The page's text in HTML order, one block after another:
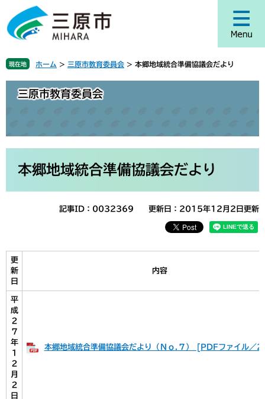
ジ
頭
で
ュ
飛
ば
現在地 ホーム > 三原市教育委員会 > 本郷地域統合準備協議会だより
三原市教育委員会
本郷地域統合準備協議会だより
記事ID：0032369 更新日：2015年12月2日更新
更
新
日
内容
平
成
２
７
年
１
２
月
２
日
本郷地域統合準備協議会だより（Ｎｏ.７） [PDFファイル／